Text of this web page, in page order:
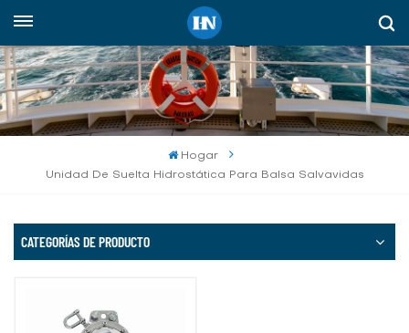
Español
English
русский
español
العربية
Hogar
Unidad De Suelta Hidrostática Para Balsa Salvavidas
CATEGORÍAS DE PRODUCTO